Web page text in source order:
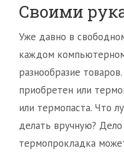
Своими
Уже давно в
каждом
разнообразие
приобретен или
или термопаста. Что
делать вручную?
термопрокладка